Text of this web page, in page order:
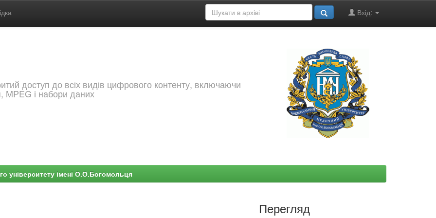
Вхід:
доступ до всіх видів цифрового контенту, включаючи
MPEG і набори даних
університету імені О.О.Богомольця
Перегляд